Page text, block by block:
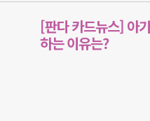
[판다 카드뉴스] 아
하는 이유는?